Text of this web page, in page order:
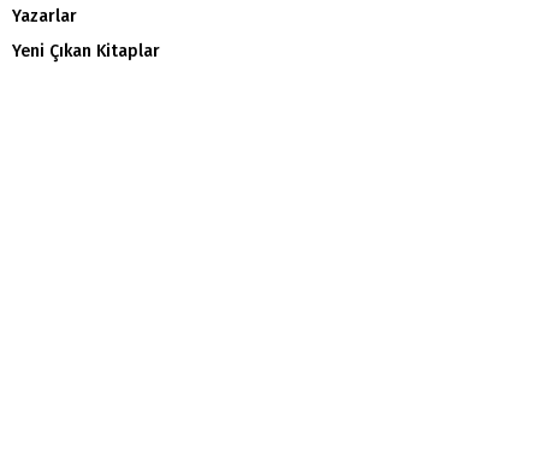
Yazarlar
Yeni Çıkan Kitaplar